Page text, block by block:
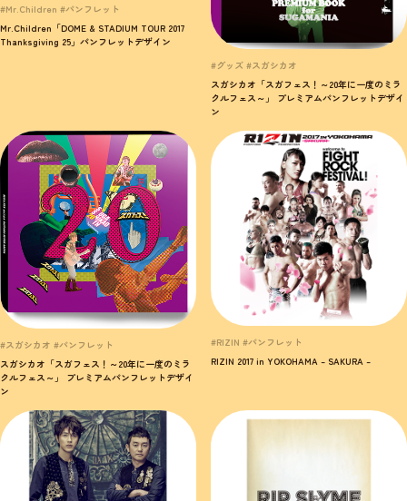
#Mr.Children #パンフレット
Mr.Children「DOME & STADIUM TOUR 2017
Thanksgiving 25」パンフレットデザイン
#グッズ #スガシカオ
スガシカオ「スガフェス！～20年に一度のミラ
クルフェス～」 プレミアムパンフレットデザイ
ン
#スガシカオ #パンフレット
スガシカオ「スガフェス！～20年に一度のミラ
クルフェス～」 プレミアムパンフレットデザイ
ン
#RIZIN #パンフレット
RIZIN 2017 in YOKOHAMA – SAKURA –